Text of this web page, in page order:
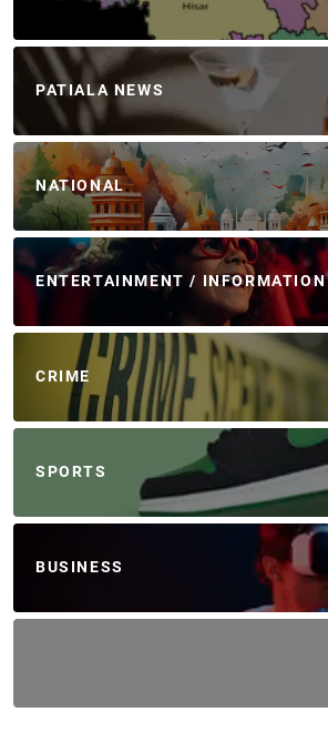
PATIALA NEWS
NATIONAL
ENTERTAINMENT / INFORMATION
CRIME
SPORTS
BUSINESS